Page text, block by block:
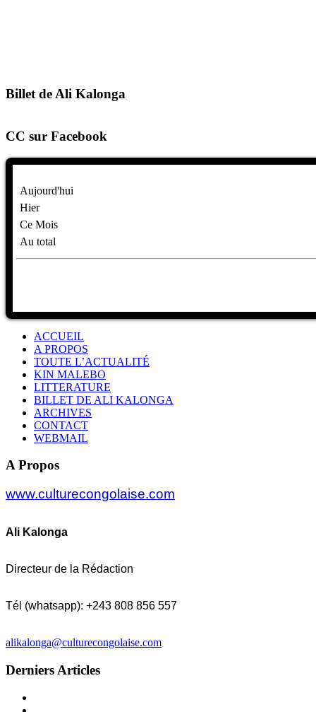
Billet de Ali Kalonga
CC sur Facebook
Aujourd'hui
Hier
Ce Mois
Au total
ACCUEIL
A PROPOS
TOUTE L’ACTUALITÉ
KIN MALEBO
LITTERATURE
BILLET DE ALI KALONGA
ARCHIVES
CONTACT
WEBMAIL
A Propos
www.culturecongolaise.com
Ali Kalonga
Directeur de la Rédaction
Tél (whatsapp): +243 808 856 557
alikalonga@culturecongolaise.com
Derniers Articles